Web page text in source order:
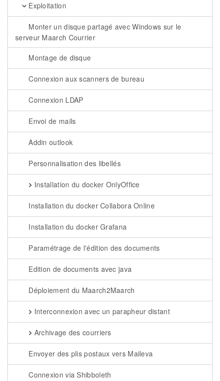
Exploitation
Monter un disque partagé avec Windows sur le
serveur Maarch Courrier
Montage de disque
Connexion aux scanners de bureau
Connexion LDAP
Envoi de mails
Addin outlook
Personnalisation des libellés
Installation du docker OnlyOffice
Installation du docker Collabora Online
Installation du docker Grafana
Paramétrage de l'édition des documents
Edition de documents avec java
Déploiement du Maarch2Maarch
Interconnexion avec un parapheur distant
Archivage des courriers
Envoyer des plis postaux vers Maileva
Connexion via Shibboleth